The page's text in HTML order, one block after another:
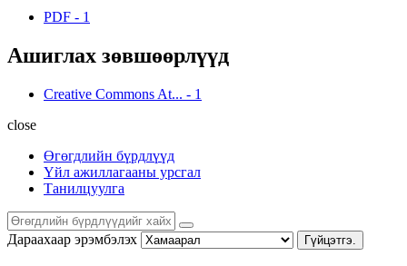
PDF - 1
Ашиглах зөвшөөрлүүд
Creative Commons At... - 1
close
Өгөгдлийн бүрдлүүд
Үйл ажиллагааны урсгал
Танилцуулга
Дараахаар эрэмбэлэх Гүйцэтгэ.